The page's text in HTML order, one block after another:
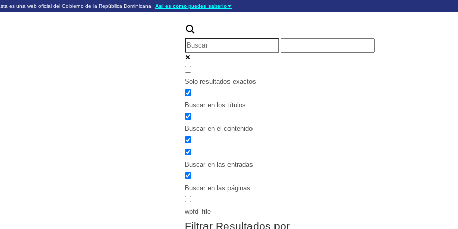
es una web oficial del Gobierno de la República Dominicana. Así es como puedes saberlo▼
utilizan .gob.do o .gov.do
Los sitios web oficiales .gob.do o .gov.do seguros utilizan
https://
un sitio seguro dentro de .gob.do o .gov.do. Comparte
información confidencial sólo en los sitios seguros de .gob.do
Solo resultados exactos
Buscar en los títulos
Buscar en el contenido
Buscar en las entradas
Buscar en las páginas
wpfd_file
Filtrar Resultados por